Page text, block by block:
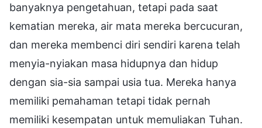
banyaknya pengetahuan, tetapi pada saat
kematian mereka, air mata mereka bercucuran,
dan mereka membenci diri sendiri karena telah
menyia-nyiakan masa hidupnya dan hidup
dengan sia-sia sampai usia tua. Mereka hanya
memiliki pemahaman tetapi tidak pernah
memiliki kesempatan untuk memuliakan Tuhan.